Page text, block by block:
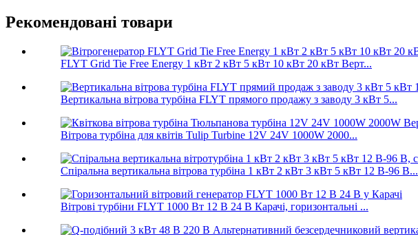
Рекомендовані товари
FLYT Grid Tie Free Energy 1 кВт 2 кВт 5 кВт 10 кВт 20 кВт Верт...
Вертикальна вітрова турбіна FLYT прямого продажу з заводу 3 кВт 5...
Вітрова турбіна для квітів Tulip Turbine 12V 24V 1000W 2000...
Спіральна вертикальна вітрова турбіна 1 кВт 2 кВт 3 кВт 5 кВт 12 В-96 В...
Вітрові турбіни FLYT 1000 Вт 12 В 24 В Карачі, горизонтальні ...